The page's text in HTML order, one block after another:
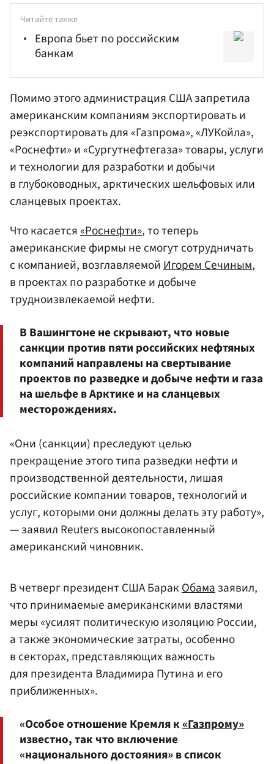
Читайте также
Европа бьет по российским
банкам
Помимо этогоадминистрация СШАзапретила
американским компаниям экспортировать и
реэкспортировать для «Газпрома», «ЛУКойла»,
«Роснефти» и «Сургутнефтегаза» товары, услуги
и технологии для разработки и добычи
в глубоководных, арктических шельфовых или
сланцевых проектах.
Что касается«Роснефти», то теперь
американские фирмы не смогут сотрудничать
с компанией, возглавляемойИгорем Сечиным,
в проектах по разработке и добыче
трудноизвлекаемой нефти.
В Вашингтоне не скрывают, что новые
санкции против пяти российских нефтяных
компаний направлены на свертывание
проектов по разведке и добыче нефти и газа
на шельфе в Арктике и на сланцевых
месторождениях.
«Они (санкции) преследуют целью
прекращение этого типа разведки нефти и
производственной деятельности, лишая
российские компании товаров, технологий и
услуг, которыми они должны делать эту работу»,
— заявил Reuters высокопоставленный
американский чиновник.
В четверг президент США Барак Обама заявил,
что принимаемые американскими властями
меры «усилят политическую изоляцию России,
а также экономические затраты, особенно
в секторах, представляющих важность
для президента Владимира Путина и его
приближенных».
«Особое отношение Кремля к«Газпрому»
известно, так что включение
«национального достояния» в список